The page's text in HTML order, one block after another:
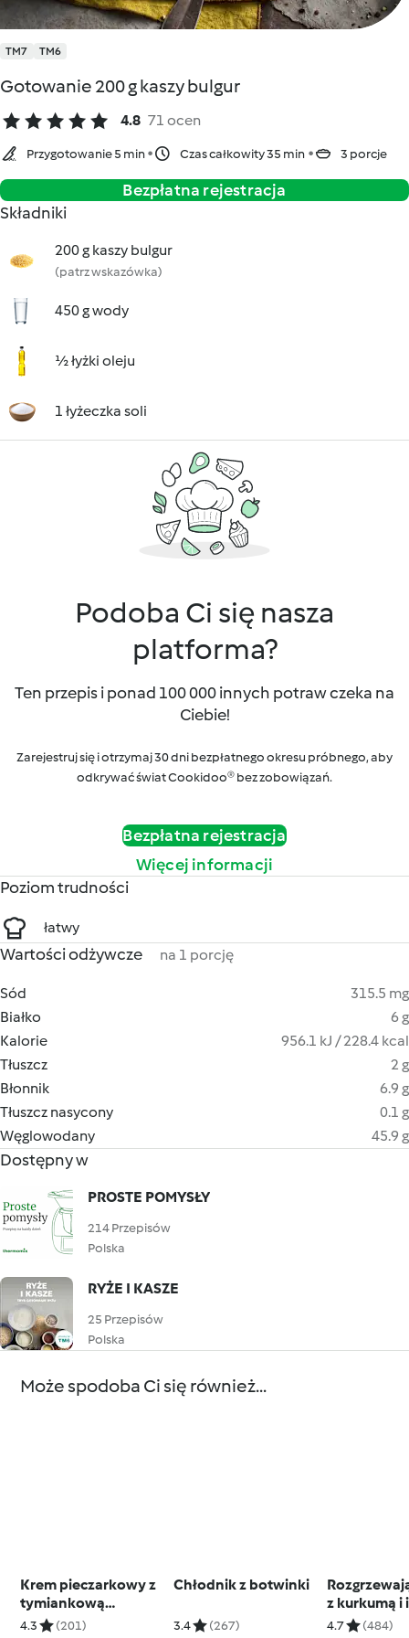
TM7 TM6
Gotowanie 200 g kaszy bulgur
4.8 71 ocen
Przygotowanie 5 min Czas całkowity 35 min 3 porcje
Bezpłatna rejestracja
Składniki
200 g kaszy bulgur
(patrz wskazówka)
450 g wody
½ łyżki oleju
1 łyżeczka soli
Podoba Ci się nasza
platforma?
Ten przepis i ponad 100 000 innych potraw czeka na
Ciebie!
Zarejestruj się i otrzymaj 30 dni bezpłatnego okresu próbnego, aby
odkrywać świat Cookidoo® bez zobowiązań.
Bezpłatna rejestracja
Więcej informacji
Poziom trudności
łatwy
Wartości odżywcze na 1 porcję
Sód
315.5 mg
Białko
6 g
Kalorie
956.1 kJ / 228.4 kcal
Tłuszcz
2 g
Błonnik
6.9 g
Tłuszcz nasycony
0.1 g
Węglowodany
45.9 g
Dostępny w
PROSTE POMYSŁY
214 Przepisów
Polska
RYŻE I KASZE
25 Przepisów
Polska
Może spodoba Ci się również...
Krem pieczarkowy z
tymiankową
śmietaną i grzankami
4.3 (201)
Chłodnik z botwinki
3.4 (267)
z kurkumą i
4.7 (484)